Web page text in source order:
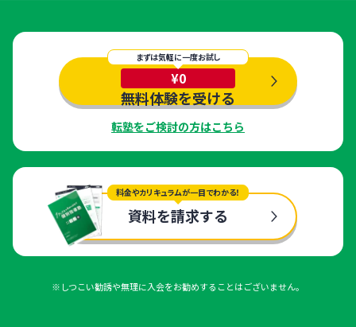
まずは気軽に一度お試し
¥0
無料体験を受ける
転塾をご検討の方はこちら
料金やカリキュラムが一目でわかる！
資料を請求する
※しつこい勧誘や無理に入会をお勧めすることはございません。